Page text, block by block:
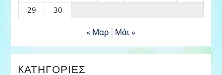
29
30
« Μαρ Μάι »
KΑΤΗΓΟΡΊΕΣ